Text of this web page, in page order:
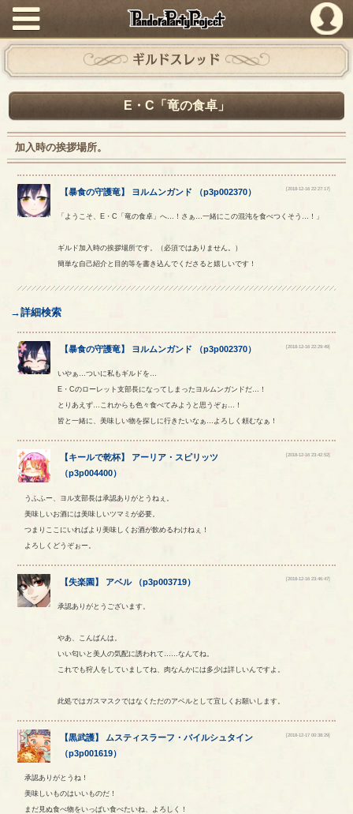
PandoraPartyProject
ギルドスレッド
E・C「竜の食卓」
加入時の挨拶場所。
【暴食の守護竜】 ヨルムンガンド （p3p002370） [2018-12-16 22:27:17]
「ようこそ、E・C「竜の食卓」へ…！さぁ…一緒にこの混沌を食べつくそう…！」
ギルド加入時の挨拶場所です。（必須ではありません。）
簡単な自己紹介と目的等を書き込んでくださると嬉しいです！
→詳細検索
【暴食の守護竜】 ヨルムンガンド （p3p002370） [2018-12-16 22:29:49]
いやぁ…ついに私もギルドを…
E・Cのローレット支部長になってしまったヨルムンガンドだ…！
とりあえず…これからも色々食べてみようと思うぞぉ…！
皆と一緒に、美味しい物を探しに行きたいなぁ…よろしく頼むなぁ！
【キールで乾杯】 アーリア ・スピリッツ
（p3p004400）
[2018-12-16 23:42:52]
うふふー、ヨル支部長は承認ありがとうねぇ。
美味しいお酒には美味しいツマミが必要。
つまりここにいればより美味しくお酒が飲めるわけねぇ！
よろしくどうぞぉー。
【失楽園】 アベル（p3p003719） [2018-12-16 23:46:47]
承認ありがとうございます。
やあ、こんばんは。
いい匂いと美人の気配に誘われて……なんてね。
これでも狩人をしていましてね、肉なんかには多少は詳しいんですよ。
此処ではガスマスクではなくただのアベルとして宜しくお願いします。
【黒武護】 ムスティスラーフ ・バイルシュタイン
（p3p001619）
[2018-12-17 00:38:29]
承認ありがとうね！
美味しいものはいいものだ！
まだ見ぬ食べ物をいっぱい食べたいね、よろしく！